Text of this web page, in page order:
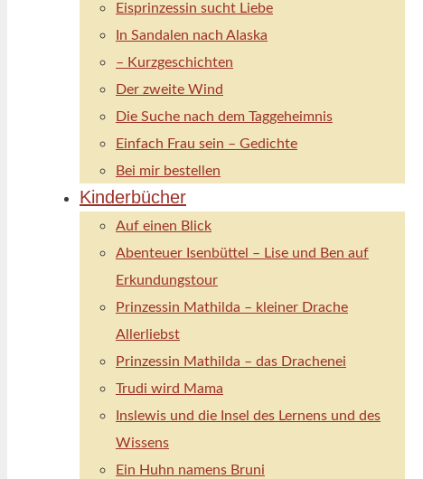
Eisprinzessin sucht Liebe
In Sandalen nach Alaska
– Kurzgeschichten
Der zweite Wind
Die Suche nach dem Taggeheimnis
Einfach Frau sein – Gedichte
Bei mir bestellen
Kinderbücher
Auf einen Blick
Abenteuer Isenbüttel – Lise und Ben auf
Erkundungstour
Prinzessin Mathilda – kleiner Drache
Allerliebst
Prinzessin Mathilda – das Drachenei
Trudi wird Mama
Inslewis und die Insel des Lernens und des
Wissens
Ein Huhn namens Bruni